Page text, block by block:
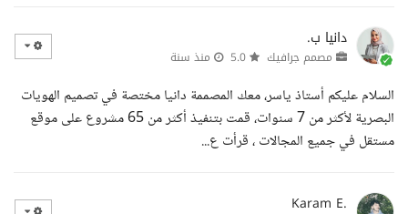
دانيا ب.
مصمم جرافيك منذ سنة
السلام عليكم أستاذ ياسر، معك المصممة دانيا مختصة في تصميم الهويات
البصرية لأكثر من 7 سنوات، قمت بتنفيذ أكثر من 65 مشروع على موقع
مستقل في جميع المجالات ، قرأت ع...
Karam E.